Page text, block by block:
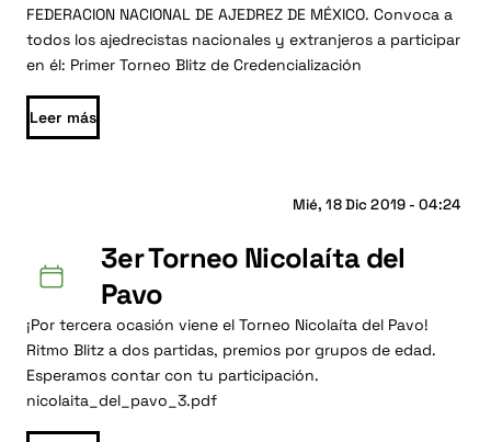
FEDERACION NACIONAL DE AJEDREZ DE MÉXICO. Convoca a
todos los ajedrecistas nacionales y extranjeros a participar
en él: Primer Torneo Blitz de Credencialización
Leer más
Mié, 18 Dic 2019 - 04:24
3er Torneo Nicolaíta del
Pavo
¡Por tercera ocasión viene el Torneo Nicolaíta del Pavo!
Ritmo Blitz a dos partidas, premios por grupos de edad.
Esperamos contar con tu participación.
nicolaita_del_pavo_3.pdf